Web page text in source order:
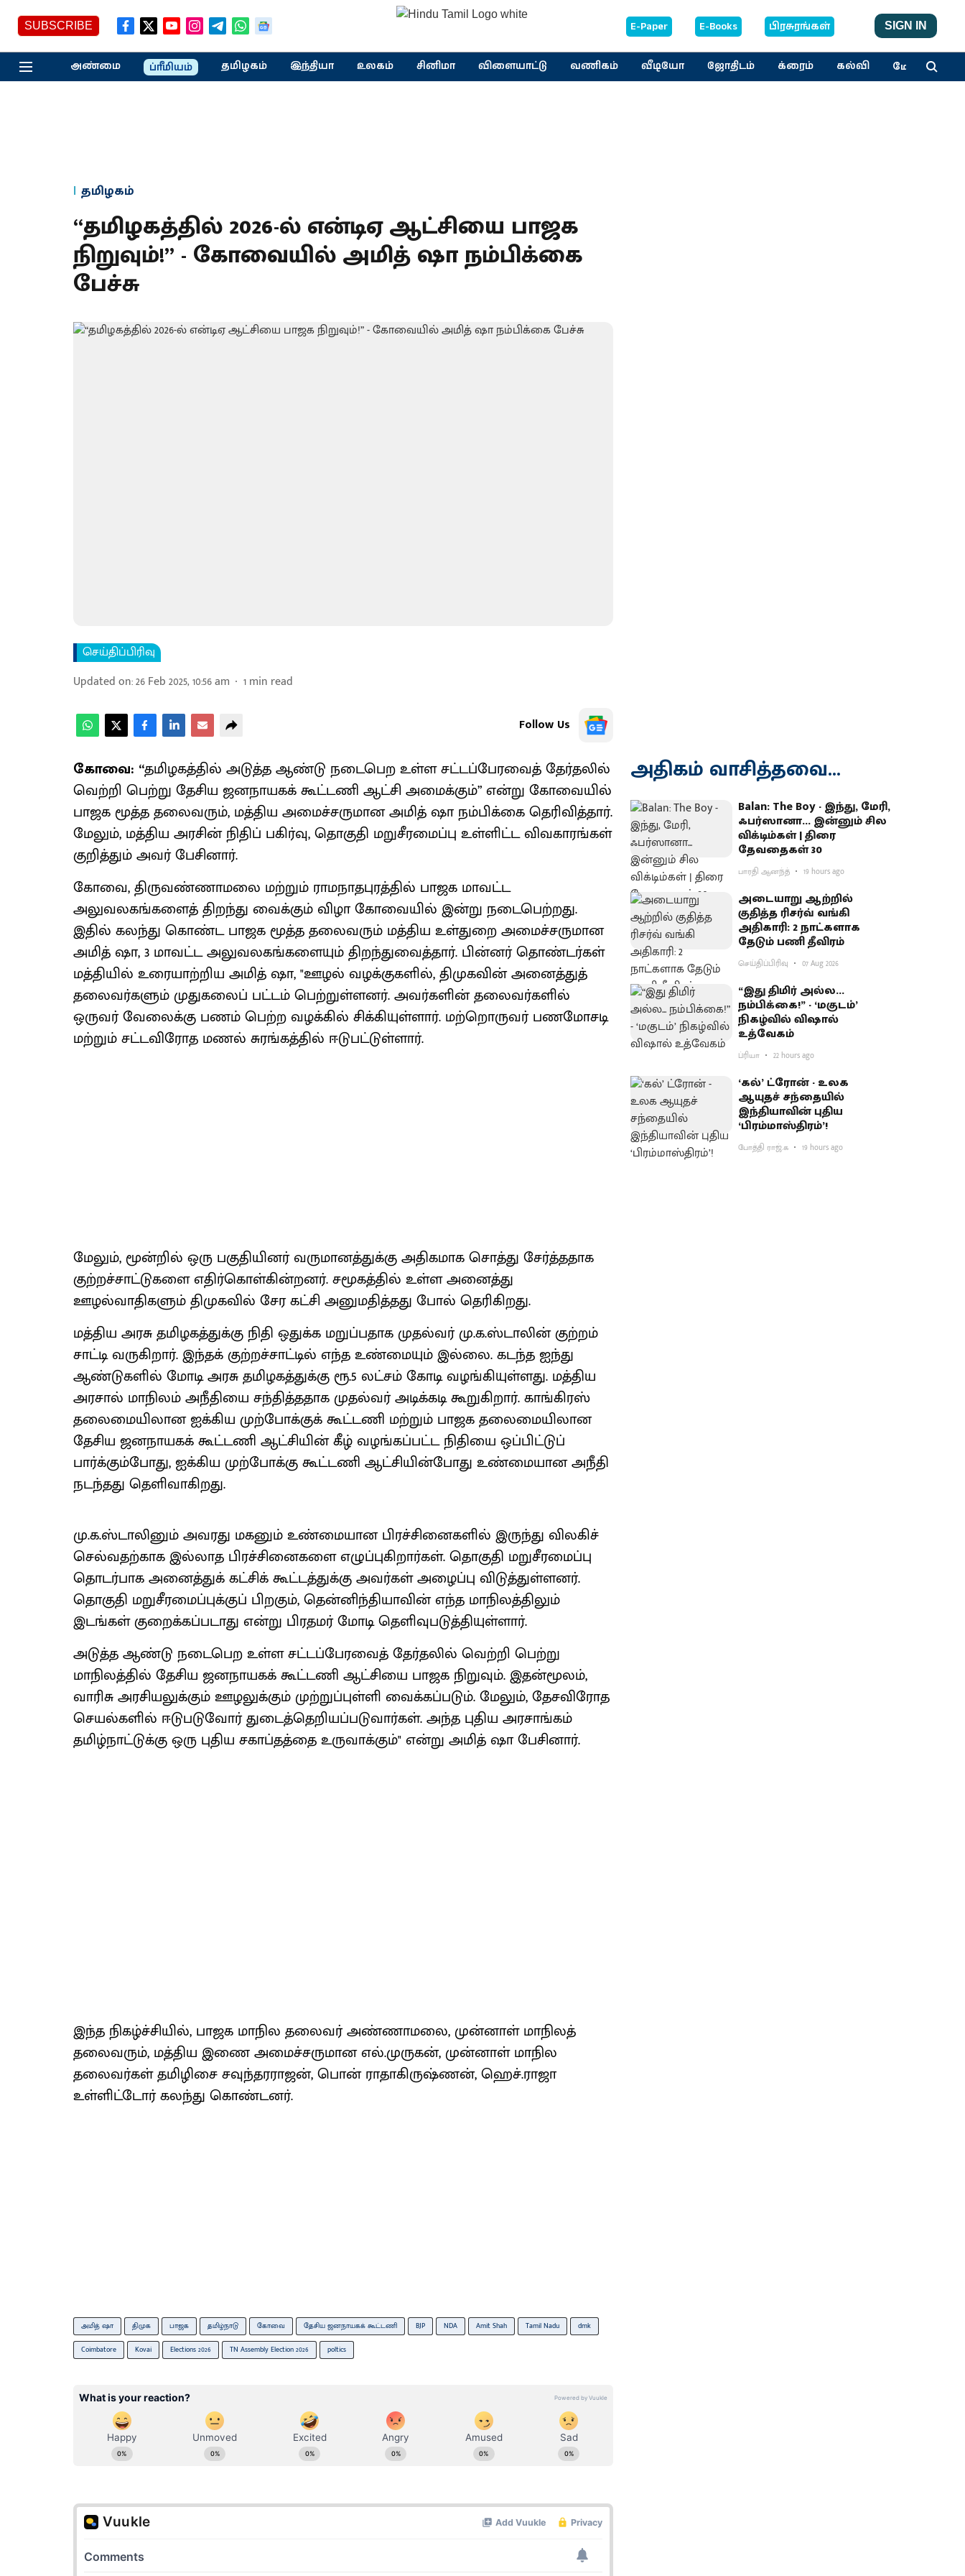
SUBSCRIBE E-Paper E-Books பிரசுரங்கள் SIGN IN
அண்மை ப்ரீமியம் தமிழகம் இந்தியா உலகம் சினிமா விளையாட்டு வணிகம் வீடியோ ஜோதிடம் க்ரைம் கல்வி மேலும்
தமிழகம்
“தமிழகத்தில் 2026-ல் என்டிஏ ஆட்சியை பாஜக
நிறுவும்!” - கோவையில் அமித் ஷா நம்பிக்கை
பேச்சு
செய்திப்பிரிவு
Updated on:26 Feb 2025, 10:56 am 1min read
Follow Us
கோவை: “தமிழகத்தில் அடுத்த ஆண்டு நடைபெற உள்ள சட்டப்பேரவைத் தேர்தலில்
வெற்றி பெற்று தேசிய ஜனநாயகக் கூட்டணி ஆட்சி அமைக்கும்” என்று கோவையில்
பாஜக மூத்த தலைவரும், மத்திய அமைச்சருமான அமித் ஷா நம்பிக்கை தெரிவித்தார்.
மேலும், மத்திய அரசின் நிதிப் பகிர்வு, தொகுதி மறுசீரமைப்பு உள்ளிட்ட விவகாரங்கள்
குறித்தும் அவர் பேசினார்.
கோவை, திருவண்ணாமலை மற்றும் ராமநாதபுரத்தில் பாஜக மாவட்ட
அலுவலகங்களைத் திறந்து வைக்கும் விழா கோவையில் இன்று நடைபெற்றது.
இதில் கலந்து கொண்ட பாஜக மூத்த தலைவரும் மத்திய உள்துறை அமைச்சருமான
அமித் ஷா, 3 மாவட்ட அலுவலகங்களையும் திறந்துவைத்தார். பின்னர் தொண்டர்கள்
மத்தியில் உரையாற்றிய அமித் ஷா, "ஊழல் வழக்குகளில், திமுகவின் அனைத்துத்
தலைவர்களும் முதுகலைப் பட்டம் பெற்றுள்ளனர். அவர்களின் தலைவர்களில்
ஒருவர் வேலைக்கு பணம் பெற்ற வழக்கில் சிக்கியுள்ளார். மற்றொருவர் பணமோசடி
மற்றும் சட்டவிரோத மணல் சுரங்கத்தில் ஈடுபட்டுள்ளார்.
மேலும், மூன்றில் ஒரு பகுதியினர் வருமானத்துக்கு அதிகமாக சொத்து சேர்த்ததாக
குற்றச்சாட்டுகளை எதிர்கொள்கின்றனர். சமூகத்தில் உள்ள அனைத்து
ஊழல்வாதிகளும் திமுகவில் சேர கட்சி அனுமதித்தது போல் தெரிகிறது.
மத்திய அரசு தமிழகத்துக்கு நிதி ஒதுக்க மறுப்பதாக முதல்வர் மு.க.ஸ்டாலின் குற்றம்
சாட்டி வருகிறார். இந்தக் குற்றச்சாட்டில் எந்த உண்மையும் இல்லை. கடந்த ஐந்து
ஆண்டுகளில் மோடி அரசு தமிழகத்துக்கு ரூ.5 லட்சம் கோடி வழங்கியுள்ளது. மத்திய
அரசால் மாநிலம் அநீதியை சந்தித்ததாக முதல்வர் அடிக்கடி கூறுகிறார். காங்கிரஸ்
தலைமையிலான ஐக்கிய முற்போக்குக் கூட்டணி மற்றும் பாஜக தலைமையிலான
தேசிய ஜனநாயகக் கூட்டணி ஆட்சியின் கீழ் வழங்கப்பட்ட நிதியை ஒப்பிட்டுப்
பார்க்கும்போது, ​ஐக்கிய முற்போக்கு கூட்டணி ஆட்சியின்போது உண்மையான அநீதி
நடந்தது தெளிவாகிறது.
மு.க.ஸ்டாலினும் அவரது மகனும் உண்மையான பிரச்சினைகளில் இருந்து விலகிச்
செல்வதற்காக இல்லாத பிரச்சினைகளை எழுப்புகிறார்கள். தொகுதி மறுசீரமைப்பு
தொடர்பாக அனைத்துக் கட்சிக் கூட்டத்துக்கு அவர்கள் அழைப்பு விடுத்துள்ளனர்.
தொகுதி மறுசீரமைப்புக்குப் பிறகும், தென்னிந்தியாவின் எந்த மாநிலத்திலும்
இடங்கள் குறைக்கப்படாது என்று பிரதமர் மோடி தெளிவுபடுத்தியுள்ளார்.
அடுத்த ஆண்டு நடைபெற உள்ள சட்டப்பேரவைத் தேர்தலில் வெற்றி பெற்று
மாநிலத்தில் தேசிய ஜனநாயகக் கூட்டணி ஆட்சியை பாஜக நிறுவும். இதன்மூலம்,
வாரிசு அரசியலுக்கும் ஊழலுக்கும் முற்றுப்புள்ளி வைக்கப்படும். மேலும், தேசவிரோத
செயல்களில் ஈடுபடுவோர் துடைத்தெறியப்படுவார்கள். அந்த புதிய அரசாங்கம்
தமிழ்நாட்டுக்கு ஒரு புதிய சகாப்தத்தை உருவாக்கும்" என்று அமித் ஷா பேசினார்.
இந்த நிகழ்ச்சியில், பாஜக மாநில தலைவர் அண்ணாமலை, முன்னாள் மாநிலத்
தலைவரும், மத்திய இணை அமைச்சருமான எல்.முருகன், முன்னாள் மாநில
தலைவர்கள் தமிழிசை சவுந்தரராஜன், பொன் ராதாகிருஷ்ணன், ஹெச்.ராஜா
உள்ளிட்டோர் கலந்து கொண்டனர்.
அமித் ஷா திமுக பாஜக தமிழ்நாடு கோவை தேசிய ஜனநாயகக் கூட்டணி BJP NDA Amit Shah Tamil Nadu dmk
Coimbatore Kovai Elections 2026 TN Assembly Election 2026 poltics
அதிகம் வாசித்தவை...
Balan: The Boy - இந்து, மேரி,
ஃபர்ஸானா... இன்னும் சில
விக்டிம்கள் | திரை
தேவதைகள் 30
பாரதி ஆனந்த் 19 hours ago
அடையாறு ஆற்றில்
குதித்த ரிசர்வ் வங்கி
அதிகாரி: 2 நாட்களாக
தேடும் பணி தீவிரம்
செய்திப்பிரிவு 07 Aug 2026
“இது திமிர் அல்ல...
நம்பிக்கை!” - ‘மகுடம்’
நிகழ்வில் விஷால்
உத்வேகம்
ப்ரியா 22 hours ago
‘கல்’ ட்ரோன் - உலக
ஆயுதச் சந்தையில்
இந்தியாவின் புதிய
‘பிரம்மாஸ்திரம்’!
போத்தி ராஜ்.க 19 hours ago